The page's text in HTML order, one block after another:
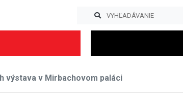
výstava v Mirbachovom paláci